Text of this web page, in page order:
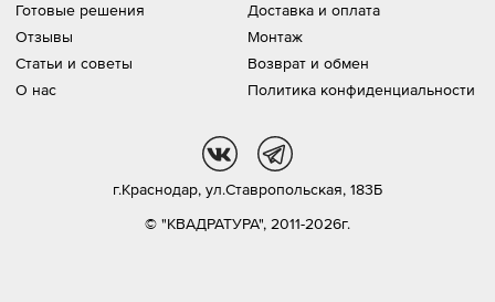
Готовые решения
Отзывы
Статьи и советы
О нас
Доставка и оплата
Монтаж
Возврат и обмен
Политика конфиденциальности
© "КВАДРАТУРА", 2011-2026г.
г.Краснодар, ул.Ставропольская, 183Б
vk